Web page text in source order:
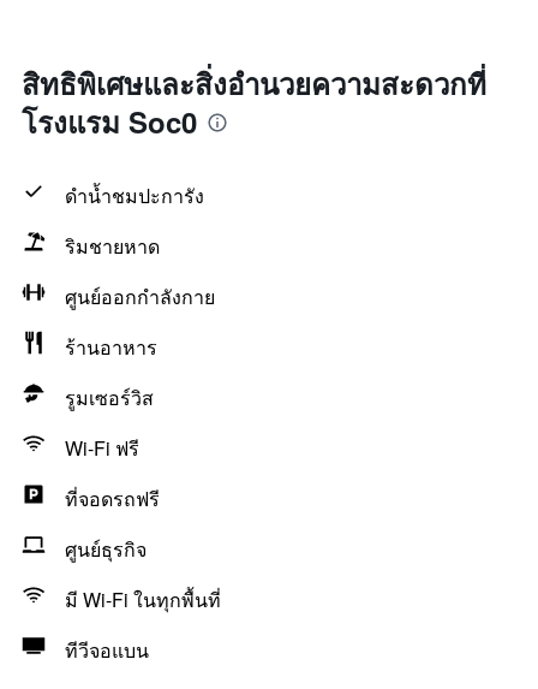
สิทธิพิเศษและสิ่งอำนวยความสะดวกที่
โรงแรม Soc0
ดำน้ำชมปะการัง
ริมชายหาด
ศูนย์ออกกำลังกาย
ร้านอาหาร
รูมเซอร์วิส
Wi-Fi ฟรี
ที่จอดรถฟรี
ศูนย์ธุรกิจ
มี Wi-Fi ในทุกพื้นที่
ทีวีจอแบน